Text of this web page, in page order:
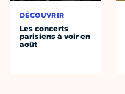
DÉCOUVRIR
Les concerts
parisiens à voir en
août